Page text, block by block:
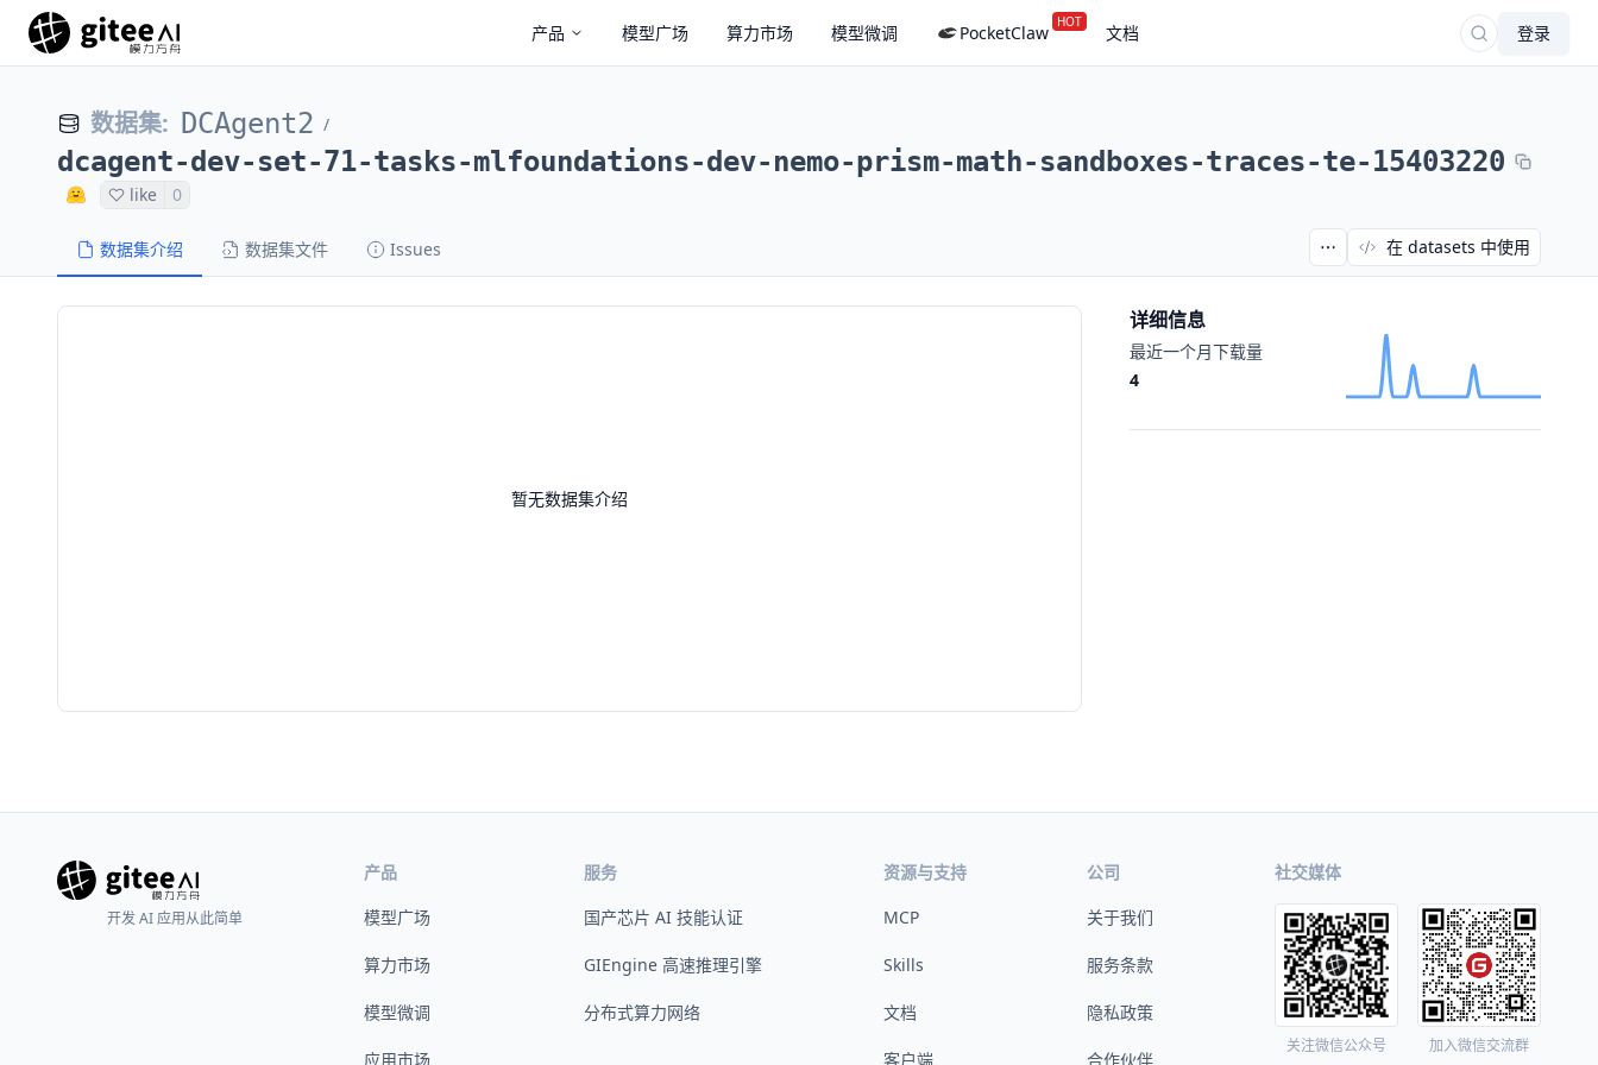
产品 模型广场 算力市场 模型微调 PocketClaw HOT 文档 登录
数据集: DCAgent2 /
dcagent-dev-set-71-tasks-mlfoundations-dev-nemo-prism-math-sandboxes-traces-te-15403220
like 0
数据集介绍 数据集文件 Issues 在 datasets 中使用
暂无数据集介绍
详细信息
最近一个月下载量
4
开发 AI 应用从此简单
产品
模型广场
算力市场
模型微调
应用市场
服务
国产芯片 AI 技能认证
GIEngine 高速推理引擎
分布式算力网络
资源与支持
MCP
Skills
文档
客户端
公司
关于我们
服务条款
隐私政策
合作伙伴
社交媒体
关注微信公众号 加入微信交流群